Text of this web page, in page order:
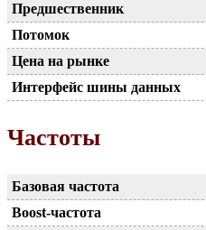
Предшественник
Потомок
Цена на рынке
Интерфейс шины данных
Частоты
Базовая частота
Boost-частота